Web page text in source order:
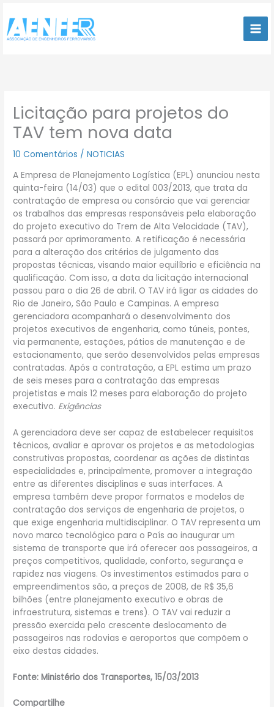
para
conteúdo
Licitação para projetos do
TAV tem nova data
10 Comentários /NOTICIAS
A Empresa de Planejamento Logística (EPL) anunciou nesta
quinta-feira (14/03) que o edital 003/2013, que trata da
contratação de empresa ou consórcio que vai gerenciar
os trabalhos das empresas responsáveis pela elaboração
do projeto executivo do Trem de Alta Velocidade (TAV),
passará por aprimoramento. A retificação é necessária
para a alteração dos critérios de julgamento das
propostas técnicas, visando maior equilíbrio e eficiência na
qualificação. Com isso, a data da licitação internacional
passou para o dia 26 de abril. O TAV irá ligar as cidades do
Rio de Janeiro, São Paulo e Campinas. A empresa
gerenciadora acompanhará o desenvolvimento dos
projetos executivos de engenharia, como túneis, pontes,
via permanente, estações, pátios de manutenção e de
estacionamento, que serão desenvolvidos pelas empresas
contratadas. Após a contratação, a EPL estima um prazo
de seis meses para a contratação das empresas
projetistas e mais 12 meses para elaboração do projeto
executivo. Exigências
A gerenciadora deve ser capaz de estabelecer requisitos
técnicos, avaliar e aprovar os projetos e as metodologias
construtivas propostas, coordenar as ações de distintas
especialidades e, principalmente, promover a integração
entre as diferentes disciplinas e suas interfaces. A
empresa também deve propor formatos e modelos de
contratação dos serviços de engenharia de projetos, o
que exige engenharia multidisciplinar. O TAV representa um
novo marco tecnológico para o País ao inaugurar um
sistema de transporte que irá oferecer aos passageiros, a
preços competitivos, qualidade, conforto, segurança e
rapidez nas viagens. Os investimentos estimados para o
empreendimentos são, a preços de 2008, de R$ 35,6
bilhões (entre planejamento executivo e obras de
infraestrutura, sistemas e trens). O TAV vai reduzir a
pressão exercida pelo crescente deslocamento de
passageiros nas rodovias e aeroportos que compõem o
eixo destas cidades.
Fonte: Ministério dos Transportes, 15/03/2013
Compartilhe